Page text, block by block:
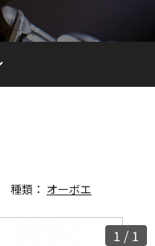
種類： オーボエ
1 / 1